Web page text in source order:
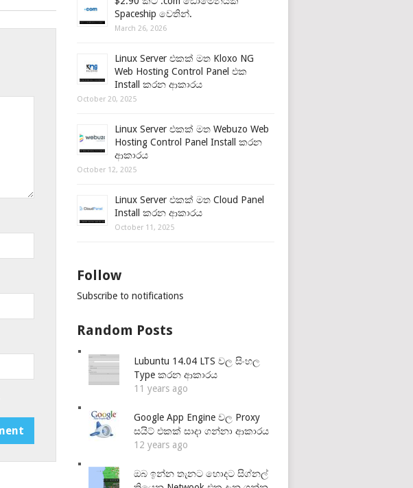
Spaceship වෙතින්.
March 26, 2026
Linux Server එකක් මත Kloxo NG
Web Hosting Control Panel එක
Install කරන ආකාරය
October 20, 2025
Linux Server එකක් මත Webuzo Web
Hosting Control Panel Install කරන
ආකාරය
October 12, 2025
Linux Server එකක් මත Cloud Panel
Install කරන ආකාරය
October 11, 2025
Follow
Subscribe to notifications
Random Posts
Lubuntu 14.04 LTS වල සිංහල
Type කරන ආකාරය
11 years ago
Google App Engine වල Proxy
සයිට් එකක් සාදා ගන්නා ආකාරය
12 years ago
ඔබ ඉන්න තැනට හොදට සිග්නල්